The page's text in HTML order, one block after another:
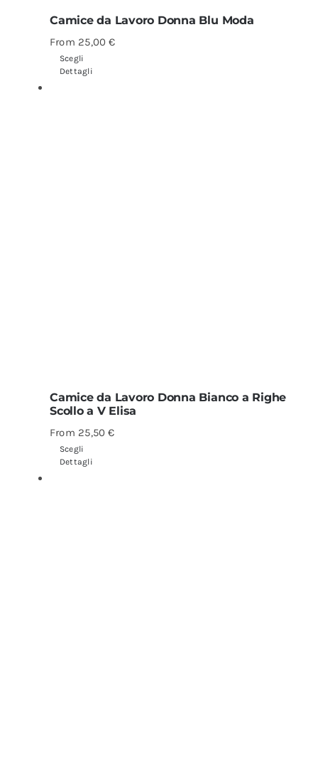
Camice da Lavoro Donna Blu Moda
From 25,00€
Scegli
Dettagli
Camice da Lavoro Donna Bianco a Righe
Scollo a V Elisa
From 25,50€
Scegli
Dettagli